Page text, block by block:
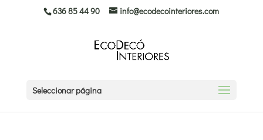
636 85 44 90 info@ecodecointeriores.com
Seleccionar página